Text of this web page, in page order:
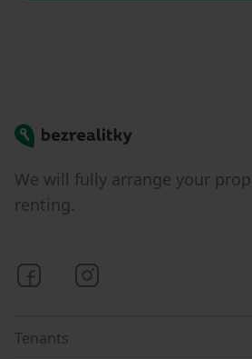
Bezrealitky
We will fully arrange your
renting.
Bezrealitky on Facebook
Tenants